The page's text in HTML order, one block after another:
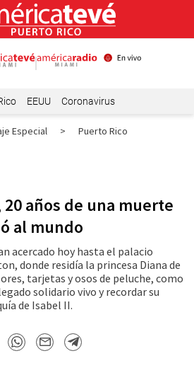
EEUU Coronavirus
Especial > Puerto Rico
20 años de una muerte
al mundo
acercado hoy hasta el palacio
donde residía la princesa Diana de
tarjetas y osos de peluche, como
solidario vivo y recordar su
de Isabel II.